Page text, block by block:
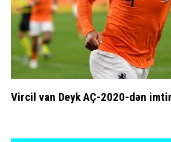
Vircil van Deyk AÇ-2020-dən